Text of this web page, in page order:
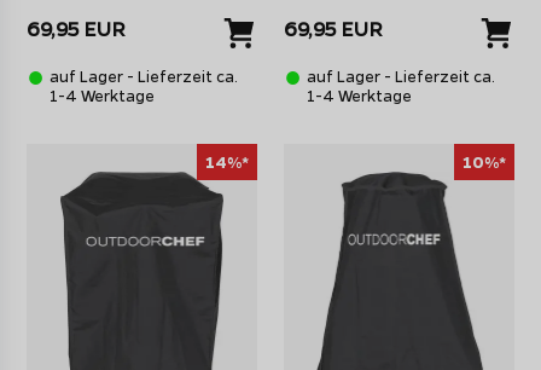
69,95 EUR
auf Lager - Lieferzeit ca.
1-4 Werktage
69,95 EUR
auf Lager - Lieferzeit ca.
1-4 Werktage
14%* 10%*